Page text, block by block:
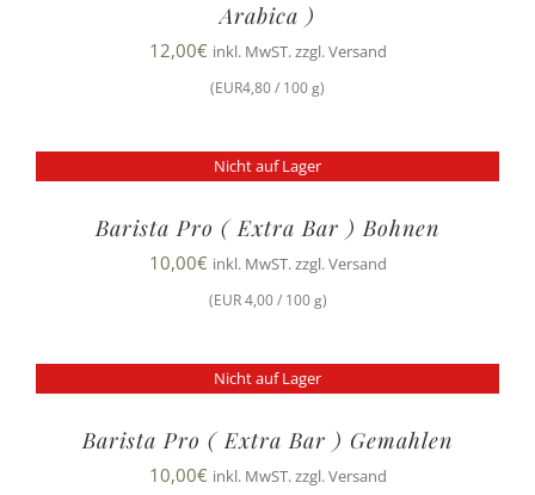
Arabica )
12,00€ inkl. MwST. zzgl. Versand
(EUR4,80 / 100 g)
Nicht auf Lager
Barista Pro ( Extra Bar ) Bohnen
10,00€ inkl. MwST. zzgl. Versand
(EUR 4,00 / 100 g)
Nicht auf Lager
Barista Pro ( Extra Bar ) Gemahlen
10,00€ inkl. MwST. zzgl. Versand